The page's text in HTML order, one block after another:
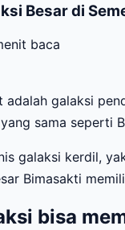
Besar di
baca
adalah galaksi
sama
galaksi kerdil,
Bimasakti
bisa